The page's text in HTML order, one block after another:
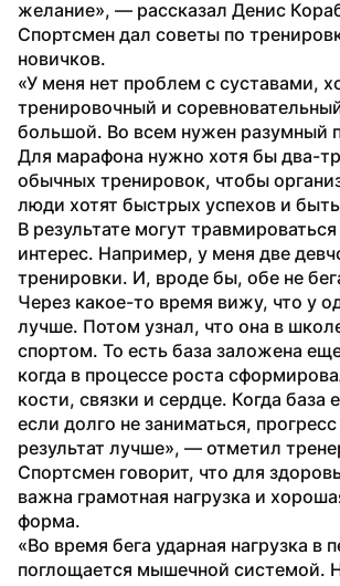
желание», — рассказал Денис
Спортсмен дал советы по
новичков.
«У меня нет проблем с суставами,
тренировочный и
большой. Во всем нужен разумный
Для марафона нужно хотя бы два-
обычных тренировок, чтобы
люди хотят быстрых успехов и
В результате могут
интерес. Например, у меня две
тренировки. И, вроде бы, обе не
Через какое-то время вижу, что у
лучше. Потом узнал, что она в
спортом. То есть база заложена
когда в процессе роста
кости, связки и сердце. Когда база
если долго не заниматься,
результат лучше», — отметил
Спортсмен говорит, что для
важна грамотная нагрузка и
форма.
«Во время бега ударная нагрузка в
поглощается мышечной системой.